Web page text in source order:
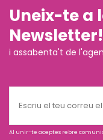
Uneix-te a
Newsletter!
i assabenta't de
Al unir-te aceptes rebre